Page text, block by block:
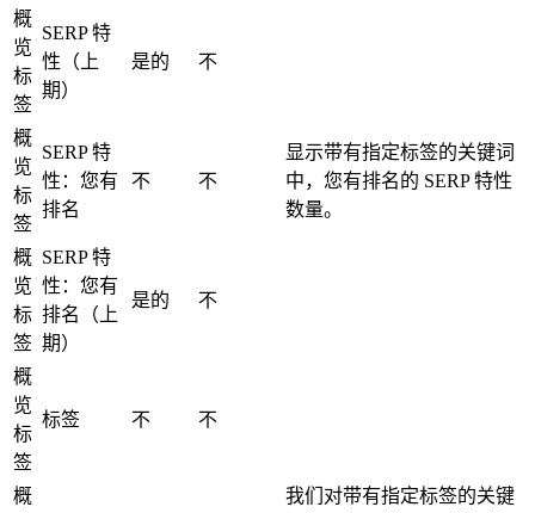
概
览
标
签
SERP 特
性（上
期）
是的 不
概
览
标
签
SERP 特
性：您有
排名
不 不
显示带有指定标签的关键词
中，您有排名的 SERP 特性
数量。
概
览
标
签
SERP 特
性：您有
排名（上
期）
是的 不
概
览
标
签
标签 不 不
概
我们对带有指定标签的关键